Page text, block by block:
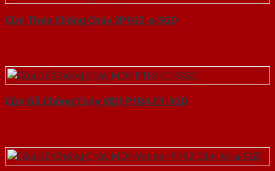
Cửa Thép Chống Cháy 2P1G2-a-SGD
Cửa Gỗ Chống Cháy MDF P1R4-C1-SGD